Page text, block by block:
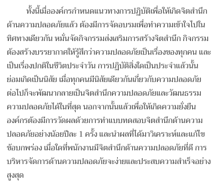
ทั้งนี้เมื่อองค์กรกำหนดแนวทางการปฏิบัติเพื่อให้เกิดจิตสำนึก
ด้านความปลอดภัยแล้ว ต้องมีการจัดอบรมเพื่อทำความเข้าใจไปใน
ทิศทางเดียวกัน หมั่นจัดกิจกรรมส่งเสริมการสร้างจิตสำนึก กิจกรรม
ต้องสร้างบรรยากาศให้รู้สึกว่าความปลอดภัยเป็นเรื่องของทุกคน และ
เป็นเรื่องปกติในชีวิตประจำวัน การปฏิบัติสิ่งใดเป็นประจำแล้วนั้น
ย่อมเกิดเป็นนิสัย เมื่อทุกคนมีนิสัยเดียวกันเกี่ยวกับความปลอดภัย
ต่อไปก็จะพัฒนากลายเป็นจิตสำนึกความปลอดภัยและวัฒนธรรม
ความปลอดภัยได้ในที่สุด นอกจากนั้นแล้วเพื่อให้เกิดความยั่งยืน
องค์กรต้องมีการวัดผลด้วยการทำแบบทดสอบจิตสำนึกด้านความ
ปลอดภัยอย่างน้อยปีละ 1 ครั้ง และนำผลที่ได้มาวิเคราะห์และแก้ไข
ข้อบกพร่อง เมื่อใดที่พนักงานมีจิตสำนึกด้านความปลอดภัยที่ดี การ
บริหารจัดการด้านความปลอดภัยจะง่ายและประสบความสำเร็จอย่าง
สูงสุด